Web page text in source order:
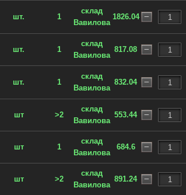
шт. 1
склад
Вавилова
1826.04
шт. 1
склад
Вавилова
817.08
шт. 1
склад
Вавилова
832.04
шт >2
склад
Вавилова
553.44
шт 1
склад
Вавилова
684.6
шт >2
склад
Вавилова
891.24